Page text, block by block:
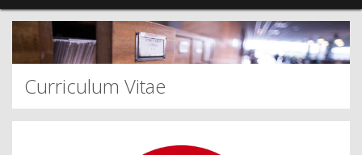
Curriculum Vitae